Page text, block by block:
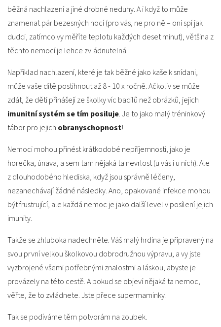
běžná nachlazení a jiné drobné neduhy. A i když to může
znamenat pár bezesných nocí (pro vás, ne pro ně – oni spí jak
dudci, zatímco vy měříte teplotu každých deset minut), většina z
těchto nemocí je lehce zvládnutelná.
Například nachlazení, které je tak běžné jako kaše k snídani,
může vaše dítě postihnout až 8 - 10 x ročně. Ačkoliv se může
zdát, že děti přinášejí ze školky víc bacilů než obrázků, jejich
imunitní systém se tím posiluje. Je to jako malý tréninkový
tábor pro jejich obranyschopnost!
Nemoci mohou přinést krátkodobé nepříjemnosti, jako je
horečka, únava, a sem tam nějaká ta nevrlost (u vás i u nich). Ale
z dlouhodobého hlediska, když jsou správně léčeny,
nezanechávají žádné následky. Ano, opakované infekce mohou
být frustrující, ale každá nemoc je jako další level v posílení jejich
imunity.
Takže se zhluboka nadechněte. Váš malý hrdina je připravený na
svou první velkou školkovou dobrodružnou výpravu, a vy jste
vyzbrojené všemi potřebnými znalostmi a láskou, abyste je
provázely na této cestě. A pokud se objeví nějaká ta nemoc,
věřte, že to zvládnete. Jste přece supermaminky!
Tak se podíváme těm potvorám na zoubek.